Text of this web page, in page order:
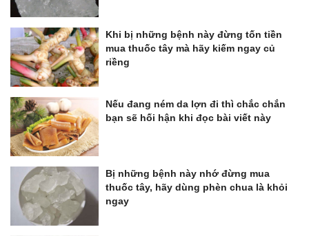
Khi bị những bệnh này đừng tốn tiền
mua thuốc tây mà hãy kiếm ngay củ
riềng
Nếu đang ném da lợn đi thì chắc chắn
bạn sẽ hối hận khi đọc bài viết này
Bị những bệnh này nhớ đừng mua
thuốc tây, hãy dùng phèn chua là khỏi
ngay